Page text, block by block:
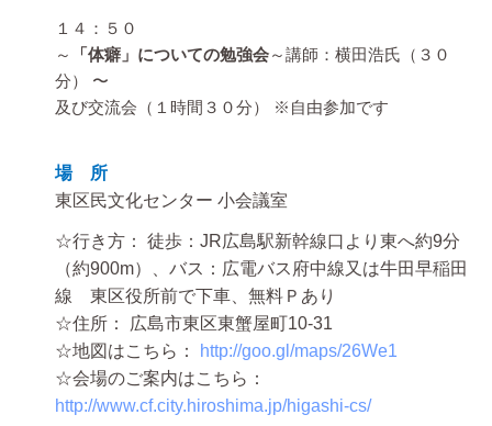
１４：５０
～
「体癖」についての勉強会～講師：横田浩氏（３０
分） 〜
及び交流会（１時間３０分） ※自由参加です
場 所
東区民文化センター 小会議室
☆行き方： 徒歩：JR広島駅新幹線口より東へ約9分
（約900m）、バス：広電バス府中線又は牛田早稲田
線 東区役所前で下車、無料Ｐあり
☆住所： 広島市東区東蟹屋町10-31
☆地図はこちら：
http://goo.gl/maps/26We1
☆会場のご案内はこちら：
http://www.cf.city.hiroshima.jp/higashi-cs/